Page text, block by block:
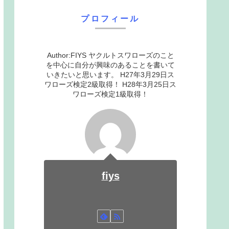
プロフィール
Author:FIYS ヤクルトスワローズのこと
を中心に自分が興味のあることを書いて
いきたいと思います。 H27年3月29日ス
ワローズ検定2級取得！ H28年3月25日ス
ワローズ検定1級取得！
fiys